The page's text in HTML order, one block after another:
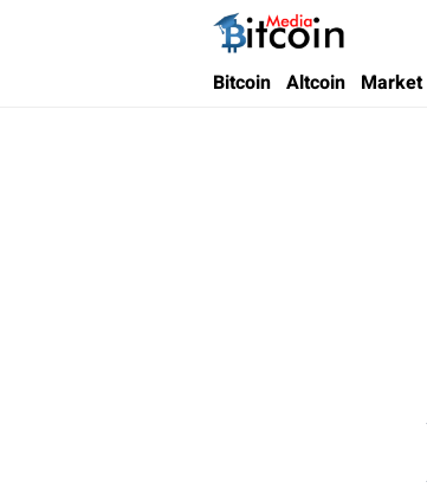
Bitcoin Media Indonesia
Media Bitcoin dan
Bitcoin Altcoin Market